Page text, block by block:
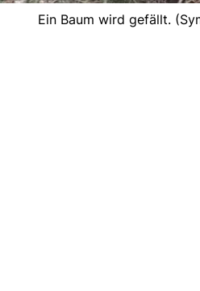
Ein Baum wird gefällt.